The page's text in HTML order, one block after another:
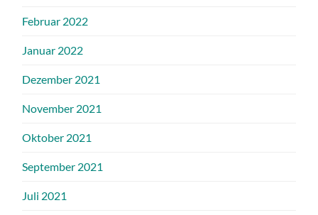
Februar 2022
Januar 2022
Dezember 2021
November 2021
Oktober 2021
September 2021
Juli 2021